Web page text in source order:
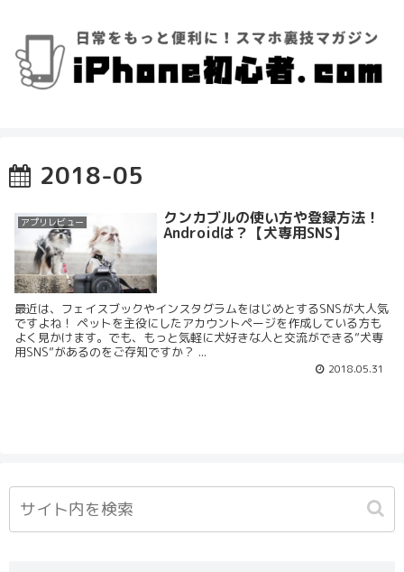
2018-05
アプリレビュー クンカブルの使い方や登録方法！
Androidは？【犬専用SNS】
最近は、フェイスブックやインスタグラムをはじめとするSNSが大人気
ですよね！ ペットを主役にしたアカウントページを作成している方も
よく見かけます。でも、もっと気軽に犬好きな人と交流ができる”犬専
用SNS”があるのをご存知ですか？ ...
2018.05.31